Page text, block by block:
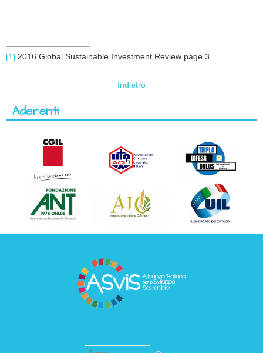
[1] 2016 Global Sustainable Investment Review page 3
Indietro
Aderenti